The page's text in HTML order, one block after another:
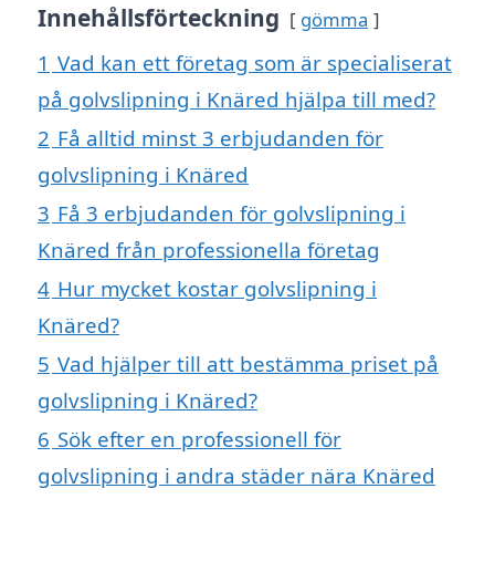
Innehållsförteckning gömma
1 Vad kan ett företag som är specialiserat
på golvslipning i Knäred hjälpa till med?
2 Få alltid minst 3 erbjudanden för
golvslipning i Knäred
3 Få 3 erbjudanden för golvslipning i
Knäred från professionella företag
4 Hur mycket kostar golvslipning i
Knäred?
5 Vad hjälper till att bestämma priset på
golvslipning i Knäred?
6 Sök efter en professionell för
golvslipning i andra städer nära Knäred